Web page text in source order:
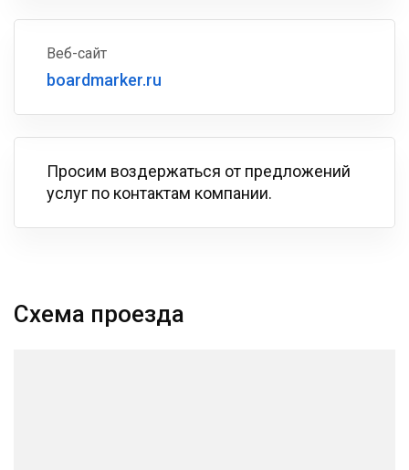
Веб-сайт
boardmarker.ru
Просим воздержаться от предложений
услуг по контактам компании.
Схема проезда